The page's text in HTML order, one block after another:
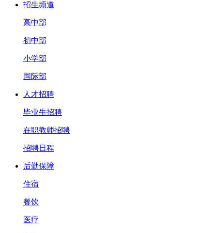
招生频道
高中部
初中部
小学部
国际部
人才招聘
毕业生招聘
在职教师招聘
招聘日程
后勤保障
住宿
餐饮
医疗